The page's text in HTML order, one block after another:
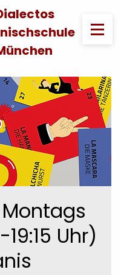
Montags
19:15 Uhr)